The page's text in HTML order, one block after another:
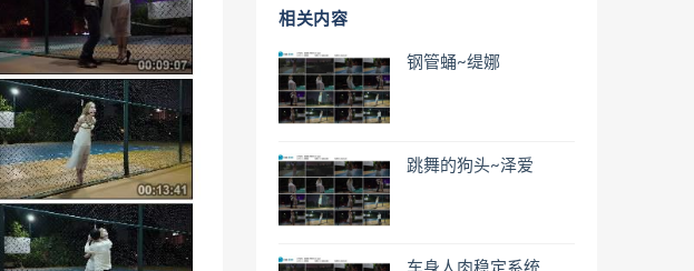
相关内容
钢管蛹~缇娜
跳舞的狗头~泽爱